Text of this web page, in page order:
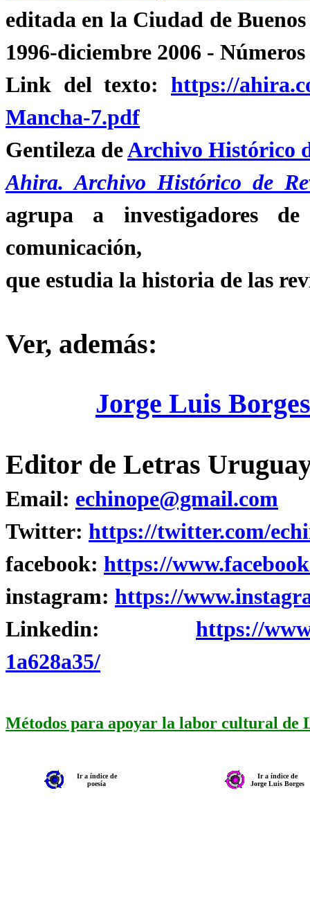
editada en la Ciudad de
1996-diciembre 2006 -
Link del texto: https://
Mancha-7.pdf
Gentileza deArchivo Histórico
Ahira. Archivo Histórico de
agrupa a investigadores
comunicación,
que estudia la historia de las
Ver, además:
Jorge Luis
Editor de Letras
Email: echinope@gmail.com
Twitter: https://twitter.com/
facebook: https://
instagram: https://
Linkedin: https://
1a628a35/
Métodos para apoyar la labor cultural de
Ir a índice de
poesía
Ir a índice de
Jorge Luis Borges